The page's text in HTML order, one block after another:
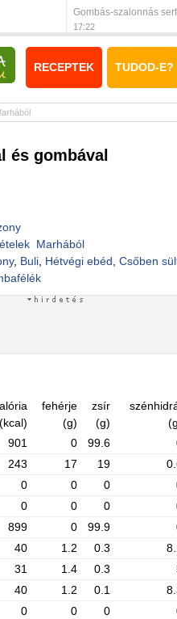
Gombás-szalonnás
17:22
RECEPTEK TUDOD-E?
és gombával
Marhából
, Buli, Hétvégi ebéd Csőben
(kcal)
fehérje
(g)
zsír
(g)
901 0 99.6
243 17 19
0 0 0
0 0 0
899 0 99.9
40 1.2 0.3
31 1.4 0.3
40 1.2 0.1
0 0 0